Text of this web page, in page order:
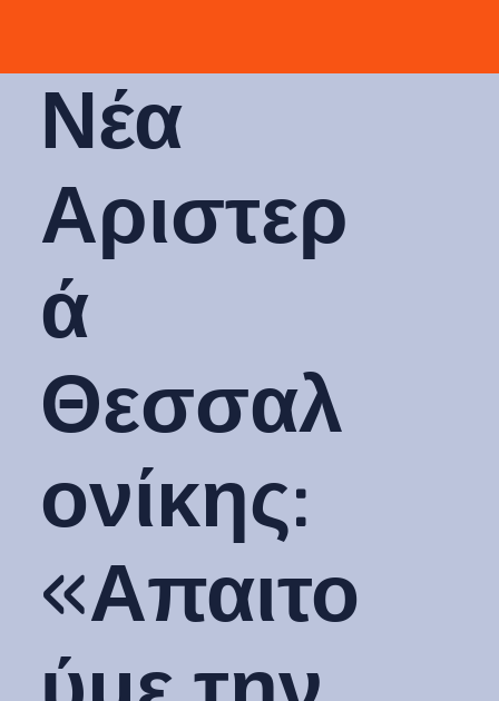
Νέα
Αριστερ
ά
Θεσσαλ
ονίκης:
«Απαιτο